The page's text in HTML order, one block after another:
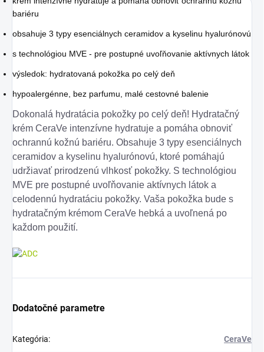
bariéru
obsahuje 3 typy esenciálnych ceramidov a kyselinu hyalurónovú
s technológiou MVE - pre postupné uvoľňovanie aktívnych látok
výsledok: hydratovaná pokožka po celý deň
hypoalergénne, bez parfumu, malé cestovné balenie
Dokonalá hydratácia pokožky po celý deň! Hydratačný
krém CeraVe intenzívne hydratuje a pomáha obnoviť
ochrannú kožnú bariéru. Obsahuje 3 typy esenciálnych
ceramidov a kyselinu hyalurónovú, ktoré pomáhajú
udržiavať prirodzenú vlhkosť pokožky. S technológiou
MVE pre postupné uvoľňovanie aktívnych látok a
celodennú hydratáciu pokožky. Vaša pokožka bude s
hydratačným krémom CeraVe hebká a uvoľnená po
každom použití.
Dodatočné parametre
Kategória: CeraVe